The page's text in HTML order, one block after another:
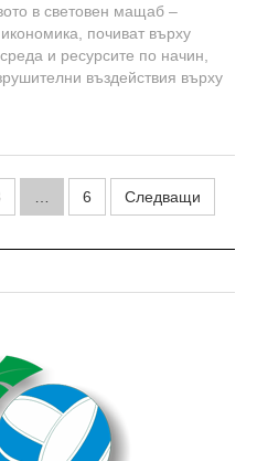
в световен мащаб –
почиват върху
и ресурсите по начин,
въздействия върху
6 Следващи